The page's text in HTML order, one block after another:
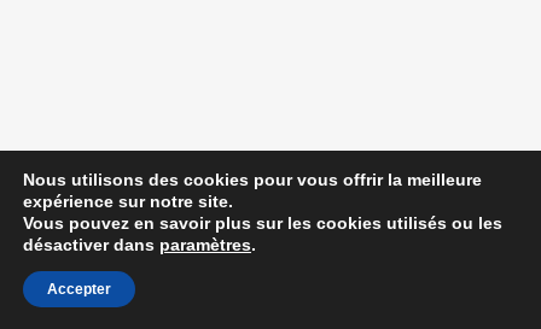
Nous utilisons des cookies pour vous offrir la meilleure
expérience sur notre site.
Vous pouvez en savoir plus sur les cookies utilisés ou les
désactiver dans paramètres.
Accepter